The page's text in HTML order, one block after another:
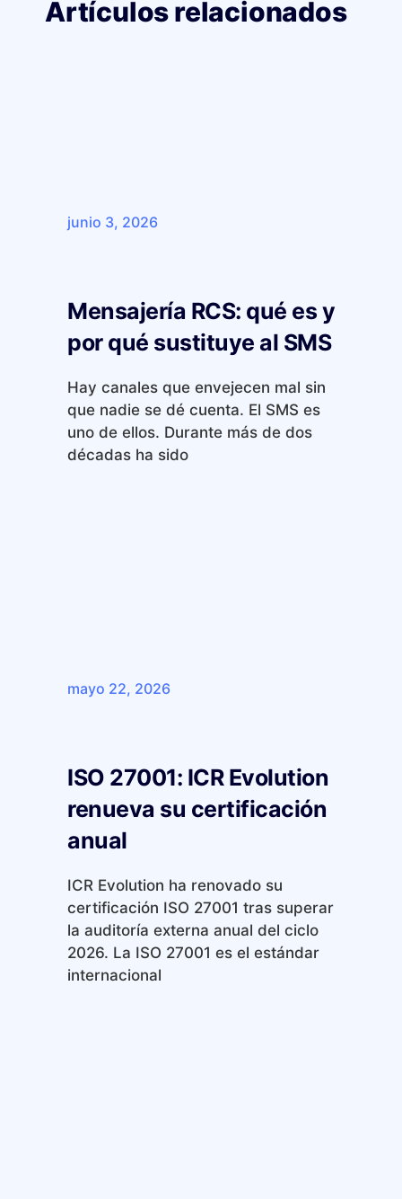
Artículos relacionados
junio 3, 2026
Mensajería RCS: qué es y
por qué sustituye al SMS
Hay canales que envejecen mal sin
que nadie se dé cuenta. El SMS es
uno de ellos. Durante más de dos
décadas ha sido
mayo 22, 2026
ISO 27001: ICR Evolution
renueva su certificación
anual
ICR Evolution ha renovado su
certificación ISO 27001 tras superar
la auditoría externa anual del ciclo
2026. La ISO 27001 es el estándar
internacional